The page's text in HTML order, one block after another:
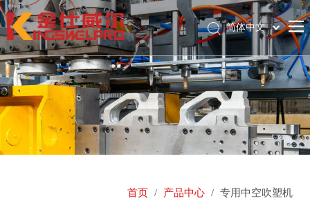
首页
关于我们
产品中心
新闻中心
简体中文
Pусский
首页 / 产品中心 / 专用中空吹塑机